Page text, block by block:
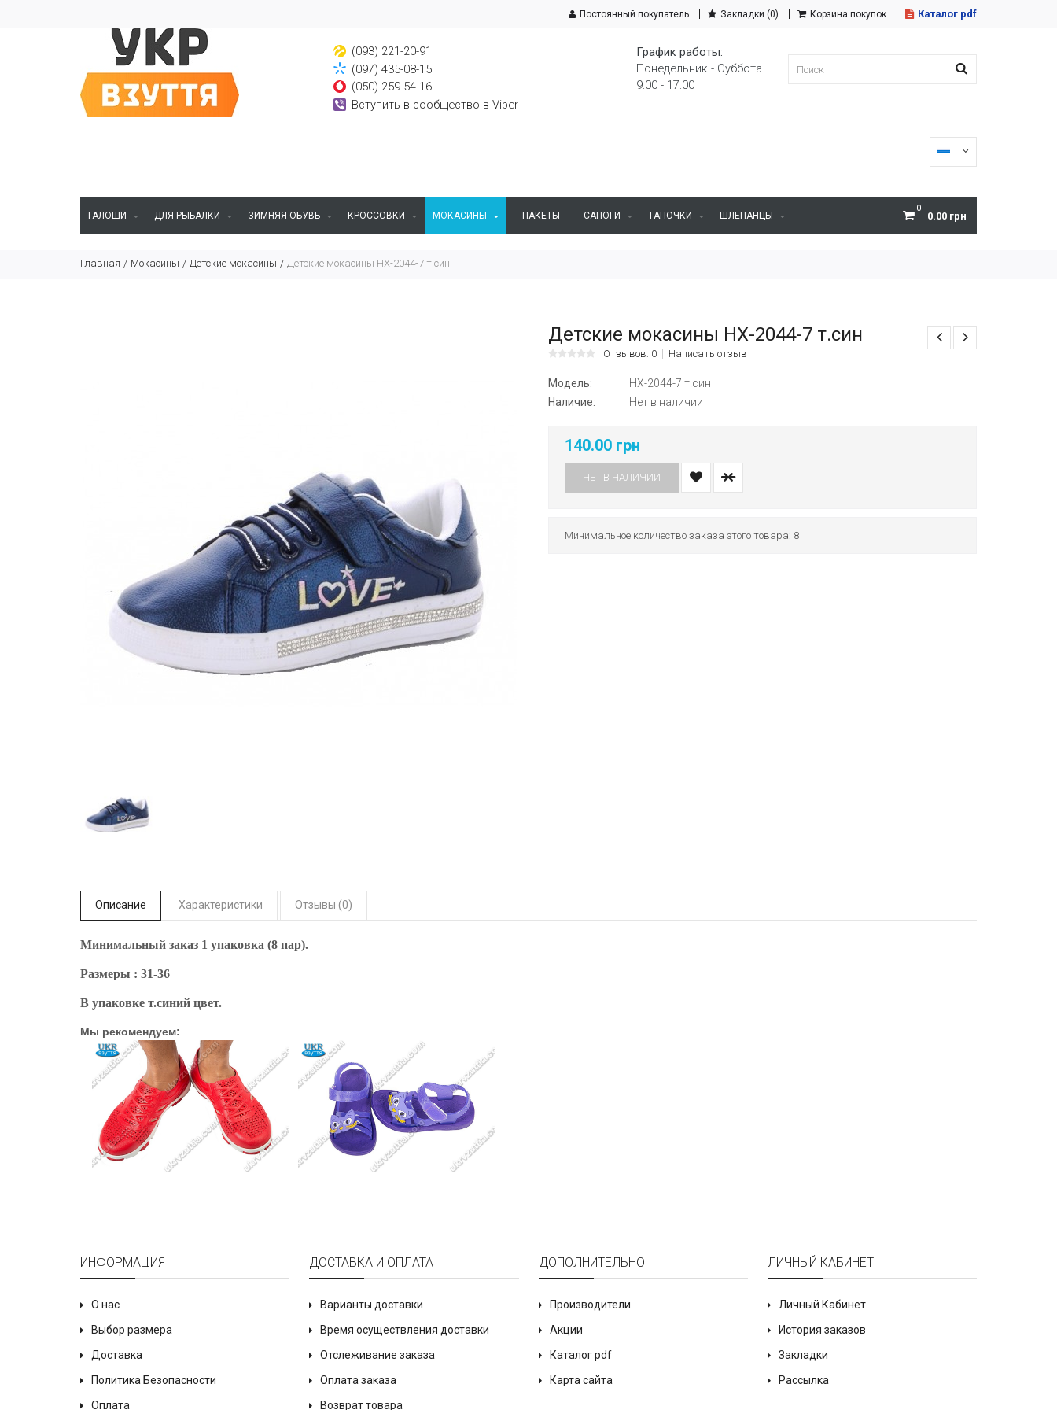
Постоянный покупатель Закладки (0) Корзина покупок Каталог pdf
(093) 221-20-91
(097) 435-08-15
(050) 259-54-16
Вступить в сообщество в Viber
График работы:
Понедельник - Суббота
9:00 - 17:00
0
0.00 грн
ГАЛОШИ ДЛЯ РЫБАЛКИ ЗИМНЯЯ ОБУВЬ КРОССОВКИ МОКАСИНЫ ПАКЕТЫ САПОГИ ТАПОЧКИ ШЛЕПАНЦЫ
Главная Мокасины Детские мокасины Детские мокасины НХ-2044-7 т.син
Детские мокасины НХ-2044-7 т.син
Отзывов: 0 Написать отзыв
Модель:
НХ-2044-7 т.син
Наличие:
Нет в наличии
140.00 грн
НЕТ В НАЛИЧИИ
Минимальное количество заказа этого товара: 8
Описание Характеристики Отзывы (0)
Минимальный заказ 1 упаковка (8 пар).
Размеры : 31-36
В упаковке т.синий цвет.
Мы рекомендуем:
ИНФОРМАЦИЯ
О нас
Выбор размера
Доставка
Политика Безопасности
Оплата
ДОСТАВКА И ОПЛАТА
Варианты доставки
Время осуществления доставки
Отслеживание заказа
Оплата заказа
Возврат товара
ДОПОЛНИТЕЛЬНО
Производители
Акции
Каталог pdf
Карта сайта
ЛИЧНЫЙ КАБИНЕТ
Личный Кабинет
История заказов
Закладки
Рассылка